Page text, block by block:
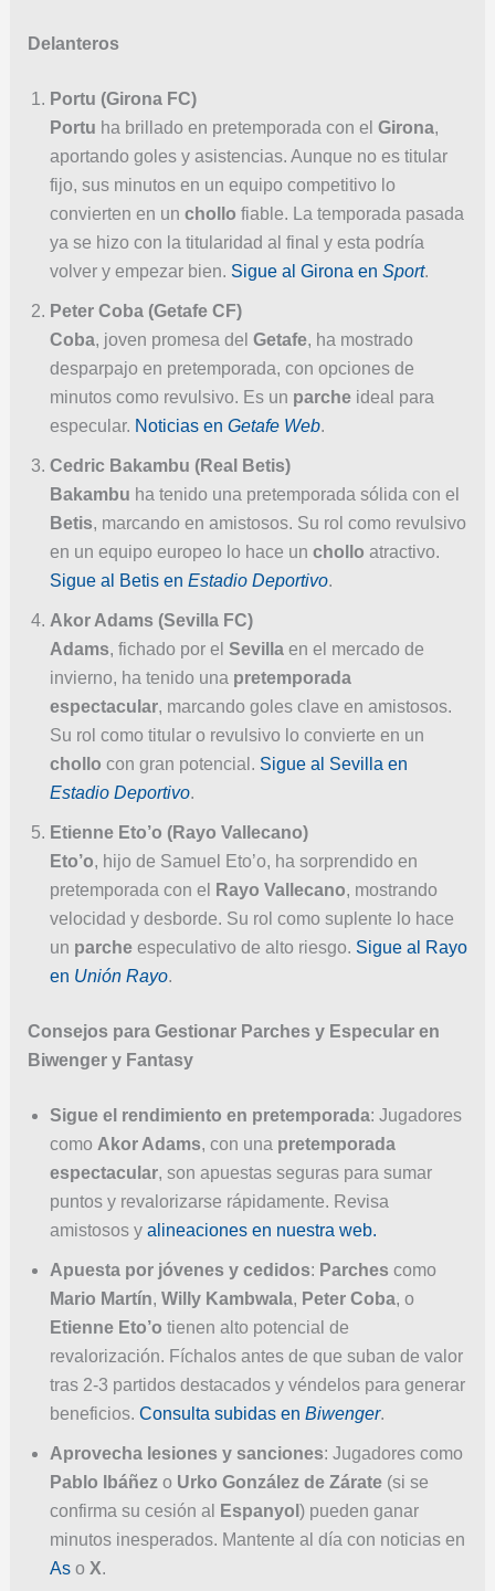
Delanteros
Portu (Girona FC)
Portu ha brillado en pretemporada con el Girona,
aportando goles y asistencias. Aunque no es titular
fijo, sus minutos en un equipo competitivo lo
convierten en un chollo fiable. La temporada pasada
ya se hizo con la titularidad al final y esta podría
volver y empezar bien. Sigue al Girona en Sport.
Peter Coba (Getafe CF)
Coba, joven promesa del Getafe, ha mostrado
desparpajo en pretemporada, con opciones de
minutos como revulsivo. Es un parcheideal para
especular. Noticias en Getafe Web.
Cedric Bakambu (Real Betis)
Bakambu ha tenido una pretemporada sólida con el
Betis, marcando en amistosos. Su rol como revulsivo
en un equipo europeo lo hace un chollo atractivo.
Sigue al Betis en Estadio Deportivo.
Akor Adams (Sevilla FC)
Adams, fichado por el Sevillaen el mercado de
invierno, ha tenido una pretemporada
espectacular, marcando goles clave en amistosos.
Su rol como titular o revulsivo lo convierte en un
chollo con gran potencial. Sigue al Sevilla en
Estadio Deportivo.
Etienne Eto’o (Rayo Vallecano)
Eto’o, hijo de Samuel Eto’o, ha sorprendido en
pretemporada con el
Rayo Vallecano, mostrando
velocidad y desborde. Su rol como suplente lo hace
un parcheespeculativo de alto riesgo. Sigue al Rayo
en Unión Rayo.
Consejos para Gestionar Parches y Especular en
Biwenger y Fantasy
Sigue el rendimiento en pretemporada: Jugadores
como Akor Adams, con una pretemporada
espectacular, son apuestas seguras para sumar
puntos y revalorizarse rápidamente. Revisa
amistosos y alineaciones en nuestra web.
Apuesta por jóvenes y cedidos: Parches como
Mario Martín, Willy Kambwala, Peter Coba, o
Etienne Eto’o tienen alto potencial de
revalorización. Fíchalos antes de que suban de valor
tras 2-3 partidos destacados y véndelos para generar
beneficios. Consulta subidas en Biwenger.
Aprovecha lesiones y sanciones: Jugadores como
Pablo Ibáñezo Urko González de Zárate(si se
confirma su cesión al
Espanyol ) pueden ganar
minutos inesperados. Mantente al día con noticias en
Aso X.